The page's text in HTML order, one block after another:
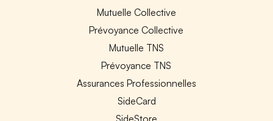
Mutuelle Collective
Prévoyance Collective
Mutuelle TNS
Prévoyance TNS
Assurances Professionnelles
SideCard
SideStore